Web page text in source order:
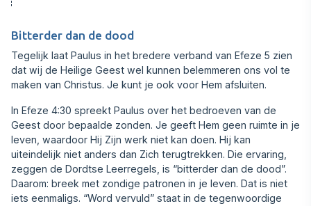
Bitterder dan de dood
Tegelijk laat Paulus in het bredere verband van Efeze 5 zien
dat wij de Heilige Geest wel kunnen belemmeren ons vol te
maken van Christus. Je kunt je ook voor Hem afsluiten.
In Efeze 4:30 spreekt Paulus over het bedroeven van de
Geest door bepaalde zonden. Je geeft Hem geen ruimte in je
leven, waardoor Hij Zijn werk niet kan doen. Hij kan
uiteindelijk niet anders dan Zich terugtrekken. Die ervaring,
zeggen de Dordtse Leerregels, is “bitterder dan de dood”.
Daarom: breek met zondige patronen in je leven. Dat is niet
iets eenmaligs. “Word vervuld” staat in de tegenwoordige